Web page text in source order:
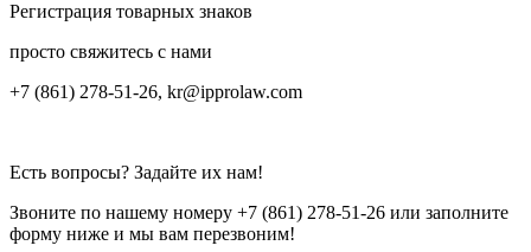
Регистрация товарных знаков
просто свяжитесь с нами
+7 (861) 278-51-26, kr@ipprolaw.com
Есть вопросы? Задайте их нам!
Звоните по нашему номеру +7 (861) 278-51-26 или заполните
форму ниже и мы вам перезвоним!